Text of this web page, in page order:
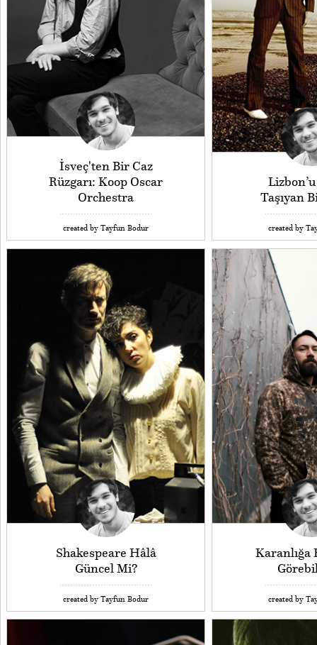
İsveç'ten Bir Caz
Rüzgarı: Koop Oscar
Orchestra
created by Tayfun Bodur
Taşıyan
created by
Shakespeare Hâlâ
Güncel Mi?
created by Tayfun Bodur
Karanlığa
created by